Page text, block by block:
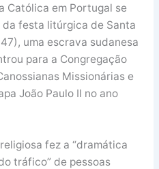
Católica em Portugal se
festa litúrgica de Santa
uma escrava sudanesa
para a Congregação
Missionárias e
João Paulo II no ano
fez a “dramática
tráfico” de pessoas